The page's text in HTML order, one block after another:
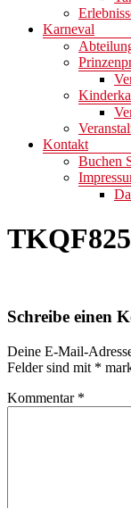
Karneval
Kontakt
Buchen
Schreibe einen
Deine E-Mail-
Felder sind mit *
Kommentar *